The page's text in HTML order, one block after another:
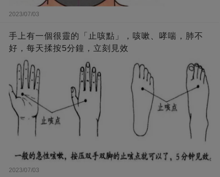
2023/07/03
手上有一個很靈的「止咳點」，咳嗽、哮喘，肺不
好，每天揉按5分鐘，立刻見效
2023/07/03